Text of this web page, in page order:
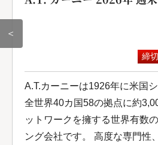
＜
締
A.T.カーニーは1926年に米国
全世界40カ国58の拠点に約
ットワークを擁する世界有数
ング会社です。 高度な専門性